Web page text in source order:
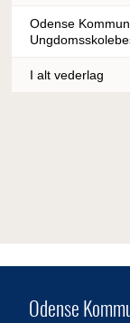
Odense
I alt vederlag
Odense